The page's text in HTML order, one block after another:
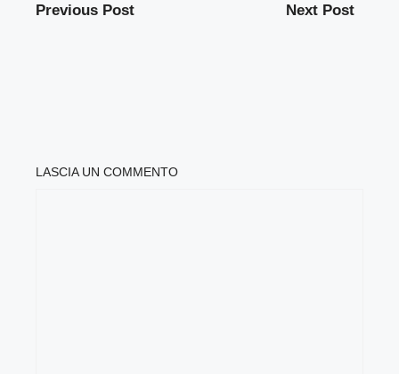
Previous Post Next Post
LASCIA UN COMMENTO